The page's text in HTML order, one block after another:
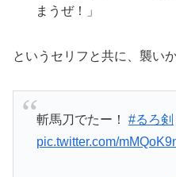
まうぜ！」
というセリフと共に、襲い
斬馬刀でたー！ #るろ剣
pic.twitter.com/